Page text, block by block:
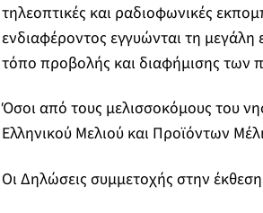
τηλεοπτικές και ραδιοφωνικές
ενδιαφέροντος εγγυώνται τη μεγάλη
τόπο προβολής και διαφήμισης των
Όσοι από τους μελισσοκόμους του
Ελληνικού Μελιού και Προϊόντων
Οι Δηλώσεις συμμετοχής στην